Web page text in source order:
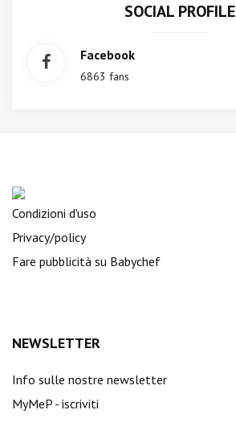
SOCIAL PROFILE
Facebook
6863 fans
Condizioni d'uso
Privacy/policy
Fare pubblicità su Babychef
NEWSLETTER
Info sulle nostre newsletter
MyMeP - iscriviti